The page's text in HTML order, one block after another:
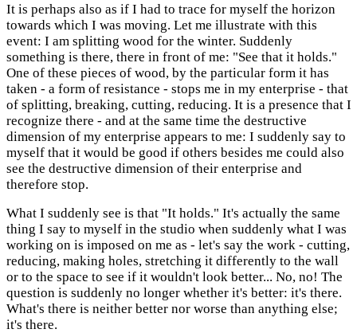
It is perhaps also as if I had to trace for myself the horizon
towards which I was moving. Let me illustrate with this
event: I am splitting wood for the winter. Suddenly
something is there, there in front of me: "See that it holds."
One of these pieces of wood, by the particular form it has
taken - a form of resistance - stops me in my enterprise - that
of splitting, breaking, cutting, reducing. It is a presence that I
recognize there - and at the same time the destructive
dimension of my enterprise appears to me: I suddenly say to
myself that it would be good if others besides me could also
see the destructive dimension of their enterprise and
therefore stop.
What I suddenly see is that "It holds." It's actually the same
thing I say to myself in the studio when suddenly what I was
working on is imposed on me as - let's say the work - cutting,
reducing, making holes, stretching it differently to the wall
or to the space to see if it wouldn't look better... No, no! The
question is suddenly no longer whether it's better: it's there.
What's there is neither better nor worse than anything else;
it's there.